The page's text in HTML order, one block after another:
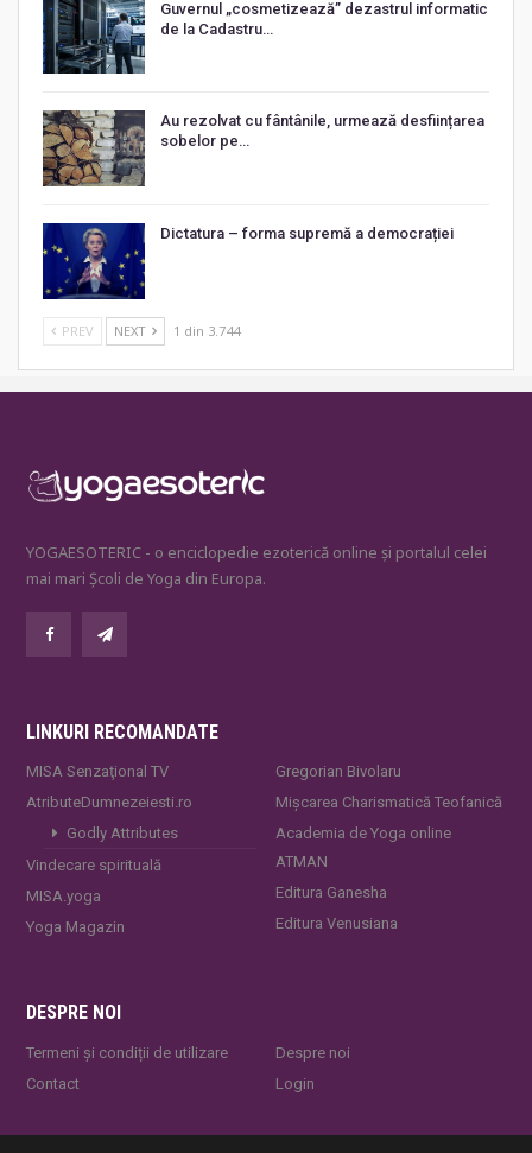
Guvernul „cosmetizează” dezastrul informatic
de la Cadastru…
Au rezolvat cu fântânile, urmează desființarea
sobelor pe…
Dictatura – forma supremă a democrației
PREV NEXT 1 din 3.744
YOGAESOTERIC - o enciclopedie ezoterică online și portalul celei
mai mari Școli de Yoga din Europa.
LINKURI RECOMANDATE
MISA Senzaţional TV
AtributeDumnezeiesti.ro
Godly Attributes
Vindecare spirituală
MISA.yoga
Yoga Magazin
Gregorian Bivolaru
Mișcarea Charismatică Teofanică
Academia de Yoga online
ATMAN
Editura Ganesha
Editura Venusiana
DESPRE NOI
Termeni și condiții de utilizare
Contact
Despre noi
Login